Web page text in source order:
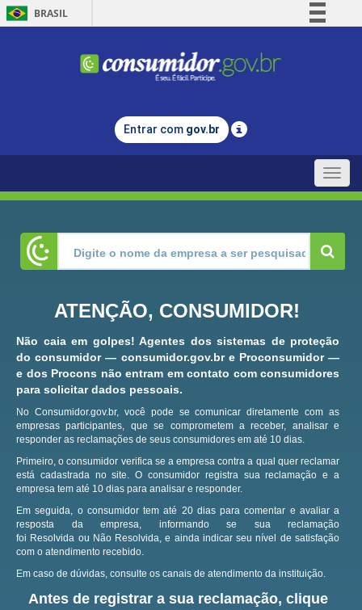
BRASIL
Comunica BR
Legislação
Entrar com gov.br
Toggle
ATENÇÃO, CONSUMIDOR!
Não caia em golpes! Agentes dos sistemas de proteção
do consumidor — consumidor.gov.br e Proconsumidor —
e dos Procons não entram em contato com consumidores
para solicitar dados pessoais.
No Consumidor.gov.br, você pode se comunicar diretamente com as
empresas participantes, que se comprometem a receber, analisar e
responder as reclamações de seus consumidores em até 10 dias.
Primeiro, o consumidor verifica se a empresa contra a qual quer reclamar
está cadastrada no site.O consumidor registra sua reclamação e a
empresa tem até 10 dias para analisar e responder.
Em seguida, o consumidor tem até 20 dias para comentar e avaliar a
resposta da empresa, informando se sua reclamação
foi Resolvida ou Não Resolvida, e ainda indicar seu nível de satisfação
com o atendimento recebido.
Em caso de dúvidas, consulte os canais de atendimento da instituição.
Antes de registrar a sua reclamação, clique